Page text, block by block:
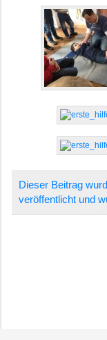
Dieser Beitrag
veröffentlicht und